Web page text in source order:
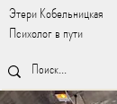
Этери Кобельницкая
Психолог в пути